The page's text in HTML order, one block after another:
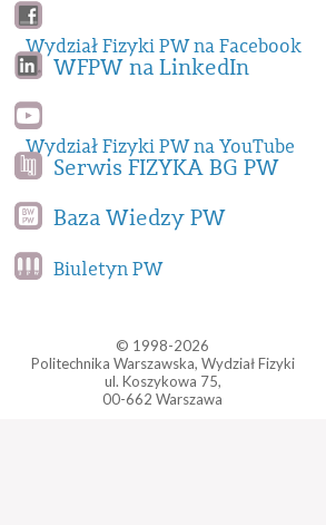
Wydział Fizyki PW na Facebook
WFPW na LinkedIn
Wydział Fizyki PW na YouTube
Serwis FIZYKA BG PW
Baza Wiedzy PW
Biuletyn PW
© 1998-2026
Politechnika Warszawska, Wydział Fizyki
ul. Koszykowa 75,
00-662 Warszawa